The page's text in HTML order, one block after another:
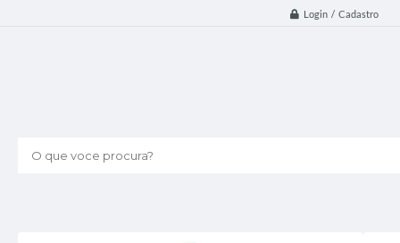
Login / Cadastro
O que voce procura?